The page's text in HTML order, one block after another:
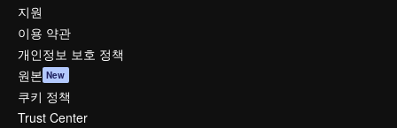
지원
이용 약관
개인정보 보호 정책
원본 New
쿠키 정책
Trust Center